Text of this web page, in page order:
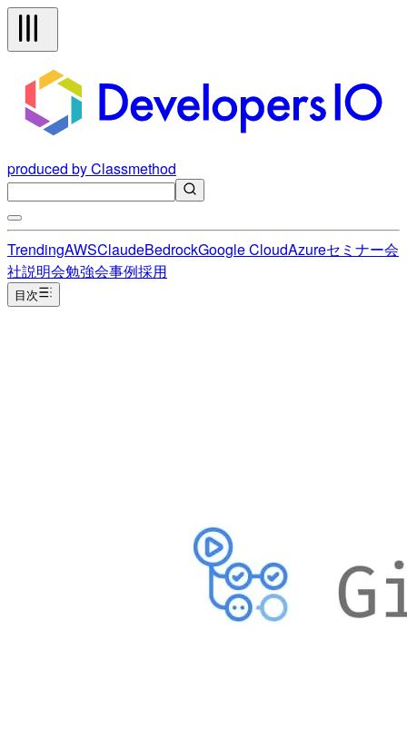
produced by Classmethod
TrendingAWSClaudeBedrockGoogle CloudAzureセミナー会
社説明会勉強会事例採用
目次